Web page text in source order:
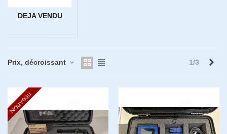
DEJA VENDU
Prix, décroissant 1/3
Nouveau